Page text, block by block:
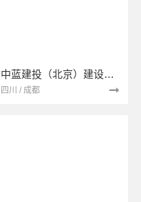
中蓝建投（北京）建设有限公司四川第一分公司
四川 / 成都